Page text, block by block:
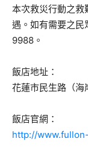
本次救災行動之救
遇。如有需要之
9988。
飯店地址：
花蓮市民生路（海
飯店官網：
http://